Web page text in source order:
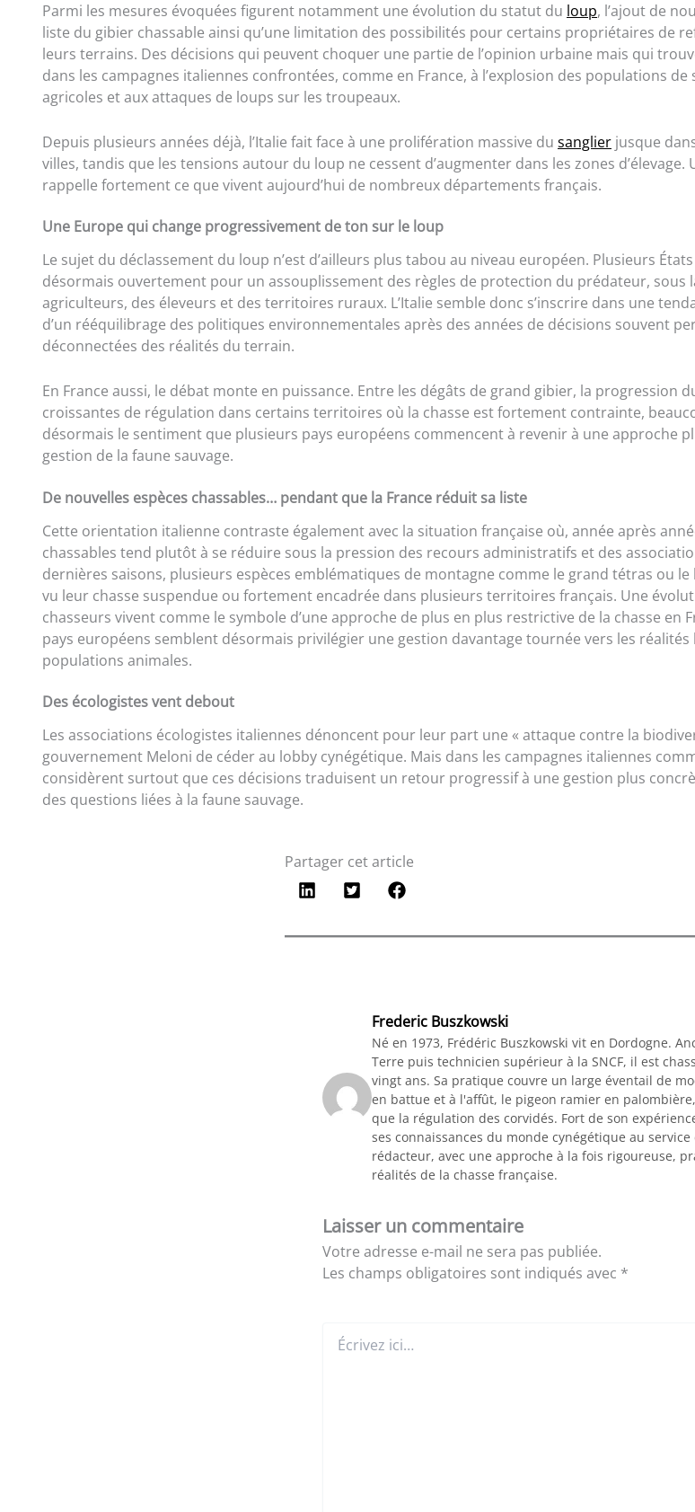
Parmi les mesures évoquées figurent notamment une évolution du statut du loup, l’ajout de
liste du gibier chassable ainsi qu’une limitation des possibilités pour certains propriétaires de
leurs terrains. Des décisions qui peuvent choquer une partie de l’opinion urbaine mais qui
dans les campagnes italiennes confrontées, comme en France, à l’explosion des populations de
agricoles et aux attaques de loups sur les troupeaux.
Depuis plusieurs années déjà, l’Italie fait face à une prolifération massive du sanglier jusque
villes, tandis que les tensions autour du loup ne cessent d’augmenter dans les zones d’élevage.
rappelle fortement ce que vivent aujourd’hui de nombreux départements français.
Une Europe qui change progressivement de ton sur le loup
Le sujet du déclassement du loup n’est d’ailleurs plus tabou au niveau européen. Plusieurs
désormais ouvertement pour un assouplissement des règles de protection du prédateur, sous
agriculteurs, des éleveurs et des territoires ruraux. L’Italie semble donc s’inscrire dans une
d’un rééquilibrage des politiques environnementales après des années de décisions souvent
déconnectées des réalités du terrain.
En France aussi, le débat monte en puissance. Entre les dégâts de grand gibier, la progression
croissantes de régulation dans certains territoires où la chasse est fortement contrainte,
désormais le sentiment que plusieurs pays européens commencent à revenir à une approche
gestion de la faune sauvage.
De nouvelles espèces chassables… pendant que la France réduit sa liste
Cette orientation italienne contraste également avec la situation française où, année après
chassables tend plutôt à se réduire sous la pression des recours administratifs et des
dernières saisons, plusieurs espèces emblématiques de montagne comme le grand tétras ou
vu leur chasse suspendue ou fortement encadrée dans plusieurs territoires français. Une
chasseurs vivent comme le symbole d’une approche de plus en plus restrictive de la chasse en
pays européens semblent désormais privilégier une gestion davantage tournée vers les réalités
populations animales.
Des écologistes vent debout
Les associations écologistes italiennes dénoncent pour leur part une « attaque contre la
gouvernement Meloni de céder au lobby cynégétique. Mais dans les campagnes italiennes
considèrent surtout que ces décisions traduisent un retour progressif à une gestion plus
des questions liées à la faune sauvage.
Partager cet article
Frederic Buszkowski
Né en 1973, Frédéric Buszkowski vit en Dordogne.
Terre puis technicien supérieur à la SNCF, il est
vingt ans. Sa pratique couvre un large éventail de
en battue et à l'affût, le pigeon ramier en
que la régulation des corvidés. Fort de son
ses connaissances du monde cynégétique au service
rédacteur, avec une approche à la fois rigoureuse,
réalités de la chasse française.
Laisser un commentaire
Votre adresse e-mail ne sera pas publiée.
Les champs obligatoires sont indiqués avec *
ici…